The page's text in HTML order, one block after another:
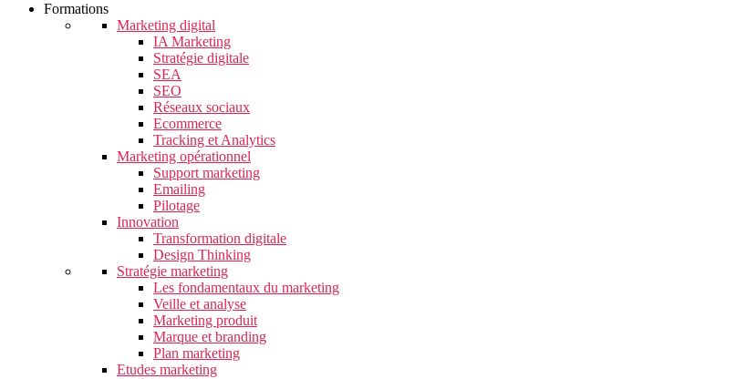
Formations
Marketing digital
IA Marketing
Stratégie digitale
SEA
SEO
Réseaux sociaux
Ecommerce
Tracking et Analytics
Marketing opérationnel
Support marketing
Emailing
Pilotage
Innovation
Transformation digitale
Design Thinking
Stratégie marketing
Les fondamentaux du marketing
Veille et analyse
Marketing produit
Marque et branding
Plan marketing
Etudes marketing